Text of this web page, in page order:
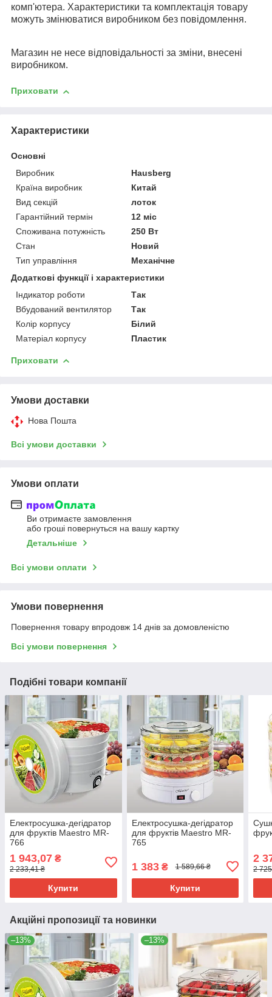
комп'ютера. Характеристики та комплектація товару
можуть змінюватися виробником без повідомлення.
Магазин не несе відповідальності за зміни, внесені
виробником.
Приховати
Характеристики
Основні
Виробник
Hausberg
Країна виробник
Китай
Вид секцій
лоток
Гарантійний термін
12 міс
Споживана потужність
250 Вт
Стан
Новий
Тип управління
Механічне
Додаткові функції і характеристики
Індикатор роботи
Так
Вбудований вентилятор
Так
Колір корпусу
Білий
Матеріал корпусу
Пластик
Приховати
Умови доставки
Нова Пошта
Всі умови доставки
Умови оплати
Ви отримаєте замовлення
або гроші повернуться на вашу картку
Детальніше
Всі умови оплати
Умови повернення
Повернення товару впродовж 14 днів за домовленістю
Всі умови повернення
Подібні товари компанії
Електросушка-дегідратор
для фруктів Maestro MR-
766
1 943,07 ₴
2 233,41 ₴
Купити
Електросушка-дегідратор
для фруктів Maestro MR-
765
1 383₴ 1 589,66 ₴
Купити
2
2
Акційні пропозиції та новинки
–13% –13%